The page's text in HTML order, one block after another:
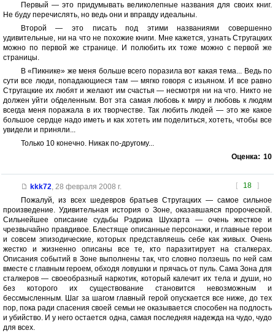
Первый — это придумывать великолепные названия для своих книг.
Не буду перечислять, но ведь они и вправду идеальны.
Второй — это писать под этими названиями совершенно
удивительные, ни на что не похожие книги. Мне кажется, узнать Стругацких
можно по первой же странице. И полюбить их тоже можно с первой же
страницы.
В «Пикнике» же меня больше всего поразила вот какая тема... Ведь по
сути все люди, попадающиеся там — мягко говоря с изьяном. И все равно
Стругацкие их любят и желают им счастья — несмотря ни на что. Никто не
должен уйти обделенным. Вот эта самая любовь к миру и любовь к людям
всегда меня поражала в их творчестве. Так любить людей — это же какое
большое сердце надо иметь и как хотеть им поделиться, хотеть, чтобы все
увидели и приняли...
Только 10 конечно. Никак по-другому...
Оценка: 10
[ 18 ]
kkk72, 28 февраля 2008 г.
Пожалуй, из всех шедевров братьев Стругацких — самое сильное
произведение. Удивительная история о Зоне, оказавшаяся пророческой.
Сильнейшее описание судьбы Рэдрика Шухарта — очень жесткое и
чрезвычайно правдивое. Блестяще описанные персонажи, и главные герои
и совсем эпизодические, которых представляешь себе как живых. Очень
жестко и жизненно описаны все те, кто паразитирует на сталкерах.
Описания событий в Зоне выполнены так, что словно ползешь по ней сам
вместе с главным героем, обходя ловушки и прячась от пуль. Сама Зона для
сталкеров — своеобразный наркотик, который калечит их тела и души, но
без которого их существование становится невозможным и
бессмысленным. Шаг за шагом главный герой опускается все ниже, до тех
пор, пока ради спасения своей семьи не оказывается способен на подлость
и убийство. И у него остается одна, самая последняя надежда на чудо, чудо
для всех.